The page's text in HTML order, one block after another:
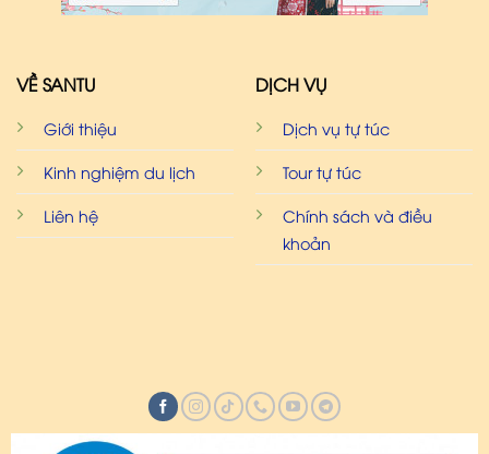
VỀ SANTU
Giới thiệu
Kinh nghiệm du lịch
Liên hệ
DỊCH VỤ
Dịch vụ tự túc
Tour tự túc
Chính sách và điều
khoản